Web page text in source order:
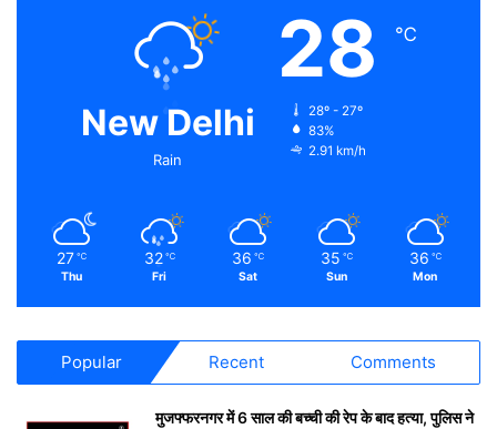
New Delhi
Rain
28 ℃
28º - 27º
83%
2.91 km/h
27 ℃
Thu
32 ℃
Fri
36 ℃
Sat
35 ℃
Sun
36 ℃
Mon
Popular Recent Comments
मुजफ्फरनगर में 6 साल की बच्ची की रेप के बाद हत्या, पुलिस ने